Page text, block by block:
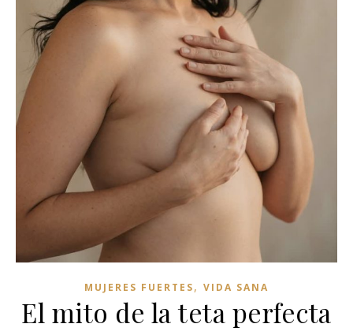
MUJERES FUERTES, VIDA SANA
El mito de la teta perfecta